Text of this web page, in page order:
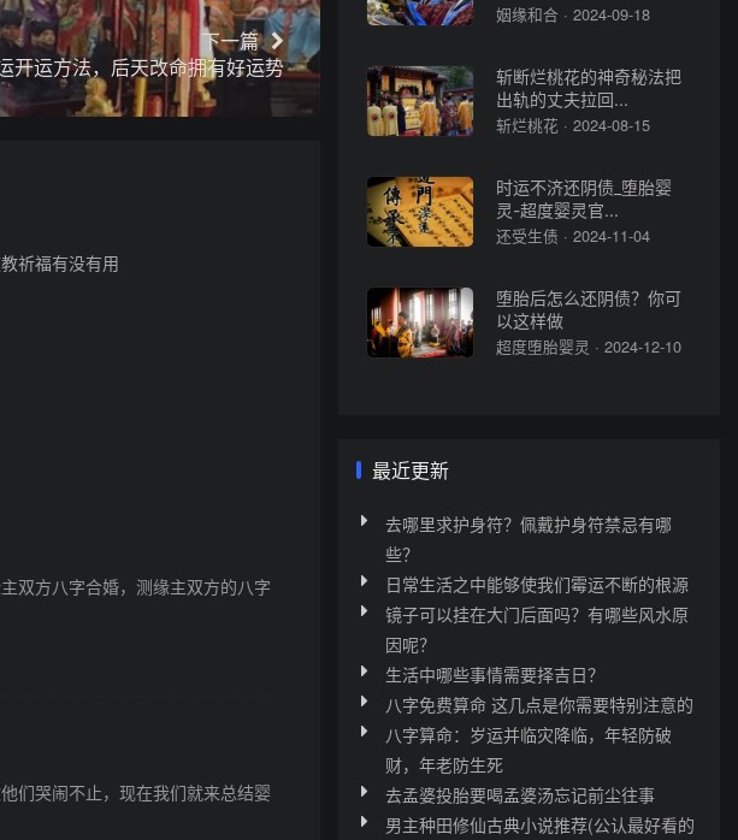
下一篇
开运方法，后天改命拥有好运势
祈福有没有用
双方八字合婚，测缘主双方的八字
们哭闹不止，现在我们就来总结婴
姻缘和合 · 2024-09-18
斩断烂桃花的神奇秘法把
出轨的丈夫拉回...
斩烂桃花 · 2024-08-15
时运不济还阴债_堕胎婴
灵-超度婴灵官...
还受生债 · 2024-11-04
堕胎后怎么还阴债？你可
以这样做
超度堕胎婴灵 · 2024-12-10
最近更新
去哪里求护身符？佩戴护身符禁忌有哪
些？
日常生活之中能够使我们霉运不断的根源
镜子可以挂在大门后面吗？有哪些风水原
因呢？
生活中哪些事情需要择吉日？
八字免费算命 这几点是你需要特别注意的
八字算命：岁运并临灾降临，年轻防破
财，年老防生死
去孟婆投胎要喝孟婆汤忘记前尘往事
男主种田修仙古典小说推荐(公认最好看的